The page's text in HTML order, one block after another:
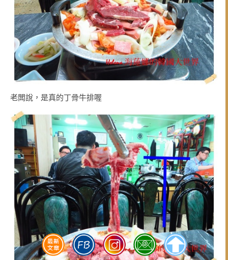
老闆說，是真的丁骨牛排喔